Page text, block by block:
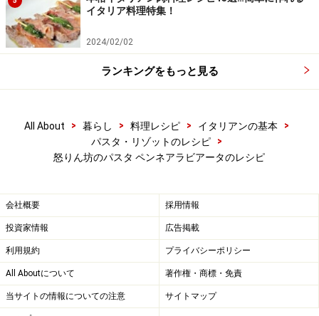
ワンポイントアドバイス
お好みで野菜やお肉などを入れても美味しく頂けます。
また、すりおろしたパルミジャーノやペコリーノチーズ
を添えても美味しく頂けます。
※記事内容は執筆時点のものです。最新の内容をご確認くださ
イタリア料理特集！
2024/02/02
ランキングをもっと見る
All About > 暮らし > 料理レシピ > イタリアンの基本
>
パスタ・リゾットのレシピ
>
怒りん坊のパスタ ペンネアラビアータのレシピ
会社概要 採用情報
投資家情報 広告掲載
利用規約 プライバシーポリシー
All Aboutについて 著作権・商標・免責
当サイトの情報についての注意 サイトマップ